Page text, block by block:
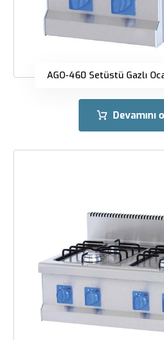
AGO-460 Setüstü Gazlı
Devamını